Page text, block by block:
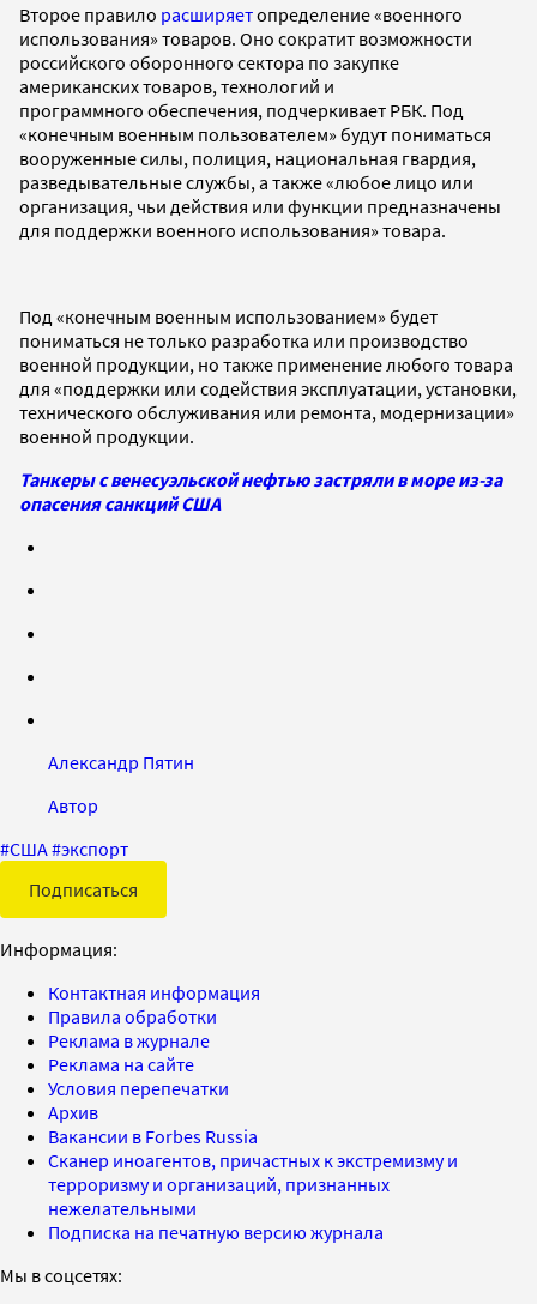
Второе правило расширяетопределение «военного
использования» товаров. Оно сократит возможности
российского оборонного сектора по закупке
американских товаров, технологий и
программного обеспечения, подчеркивает РБК. Под
«конечным военным пользователем» будут пониматься
вооруженные силы, полиция, национальная гвардия,
разведывательные службы, а также «любое лицо или
организация, чьи действия или функции предназначены
для поддержки военного использования» товара.
Под «конечным военным использованием» будет
пониматься не только разработка или производство
военной продукции, но также применение любого товара
для «поддержки или содействия эксплуатации, установки,
технического обслуживания или ремонта, модернизации»
военной продукции.
Танкеры с венесуэльской нефтью застряли в море из-за
опасения санкций США
Александр Пятин
Автор
#США#экспорт
Подписаться
Информация:
Контактная информация
Правила обработки
Реклама в журнале
Реклама на сайте
Условия перепечатки
Архив
Вакансии в Forbes Russia
Сканер иноагентов, причастных к экстремизму и
терроризму и организаций, признанных
нежелательными
Подписка на печатную версию журнала
Мы в соцсетях: